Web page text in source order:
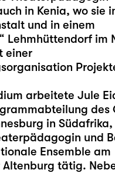
in Kenia, wo sie
und in einem
Lehmhüttendorf im
einer
arbeitete Jule
des
in
und
Ensemble am
tätig.